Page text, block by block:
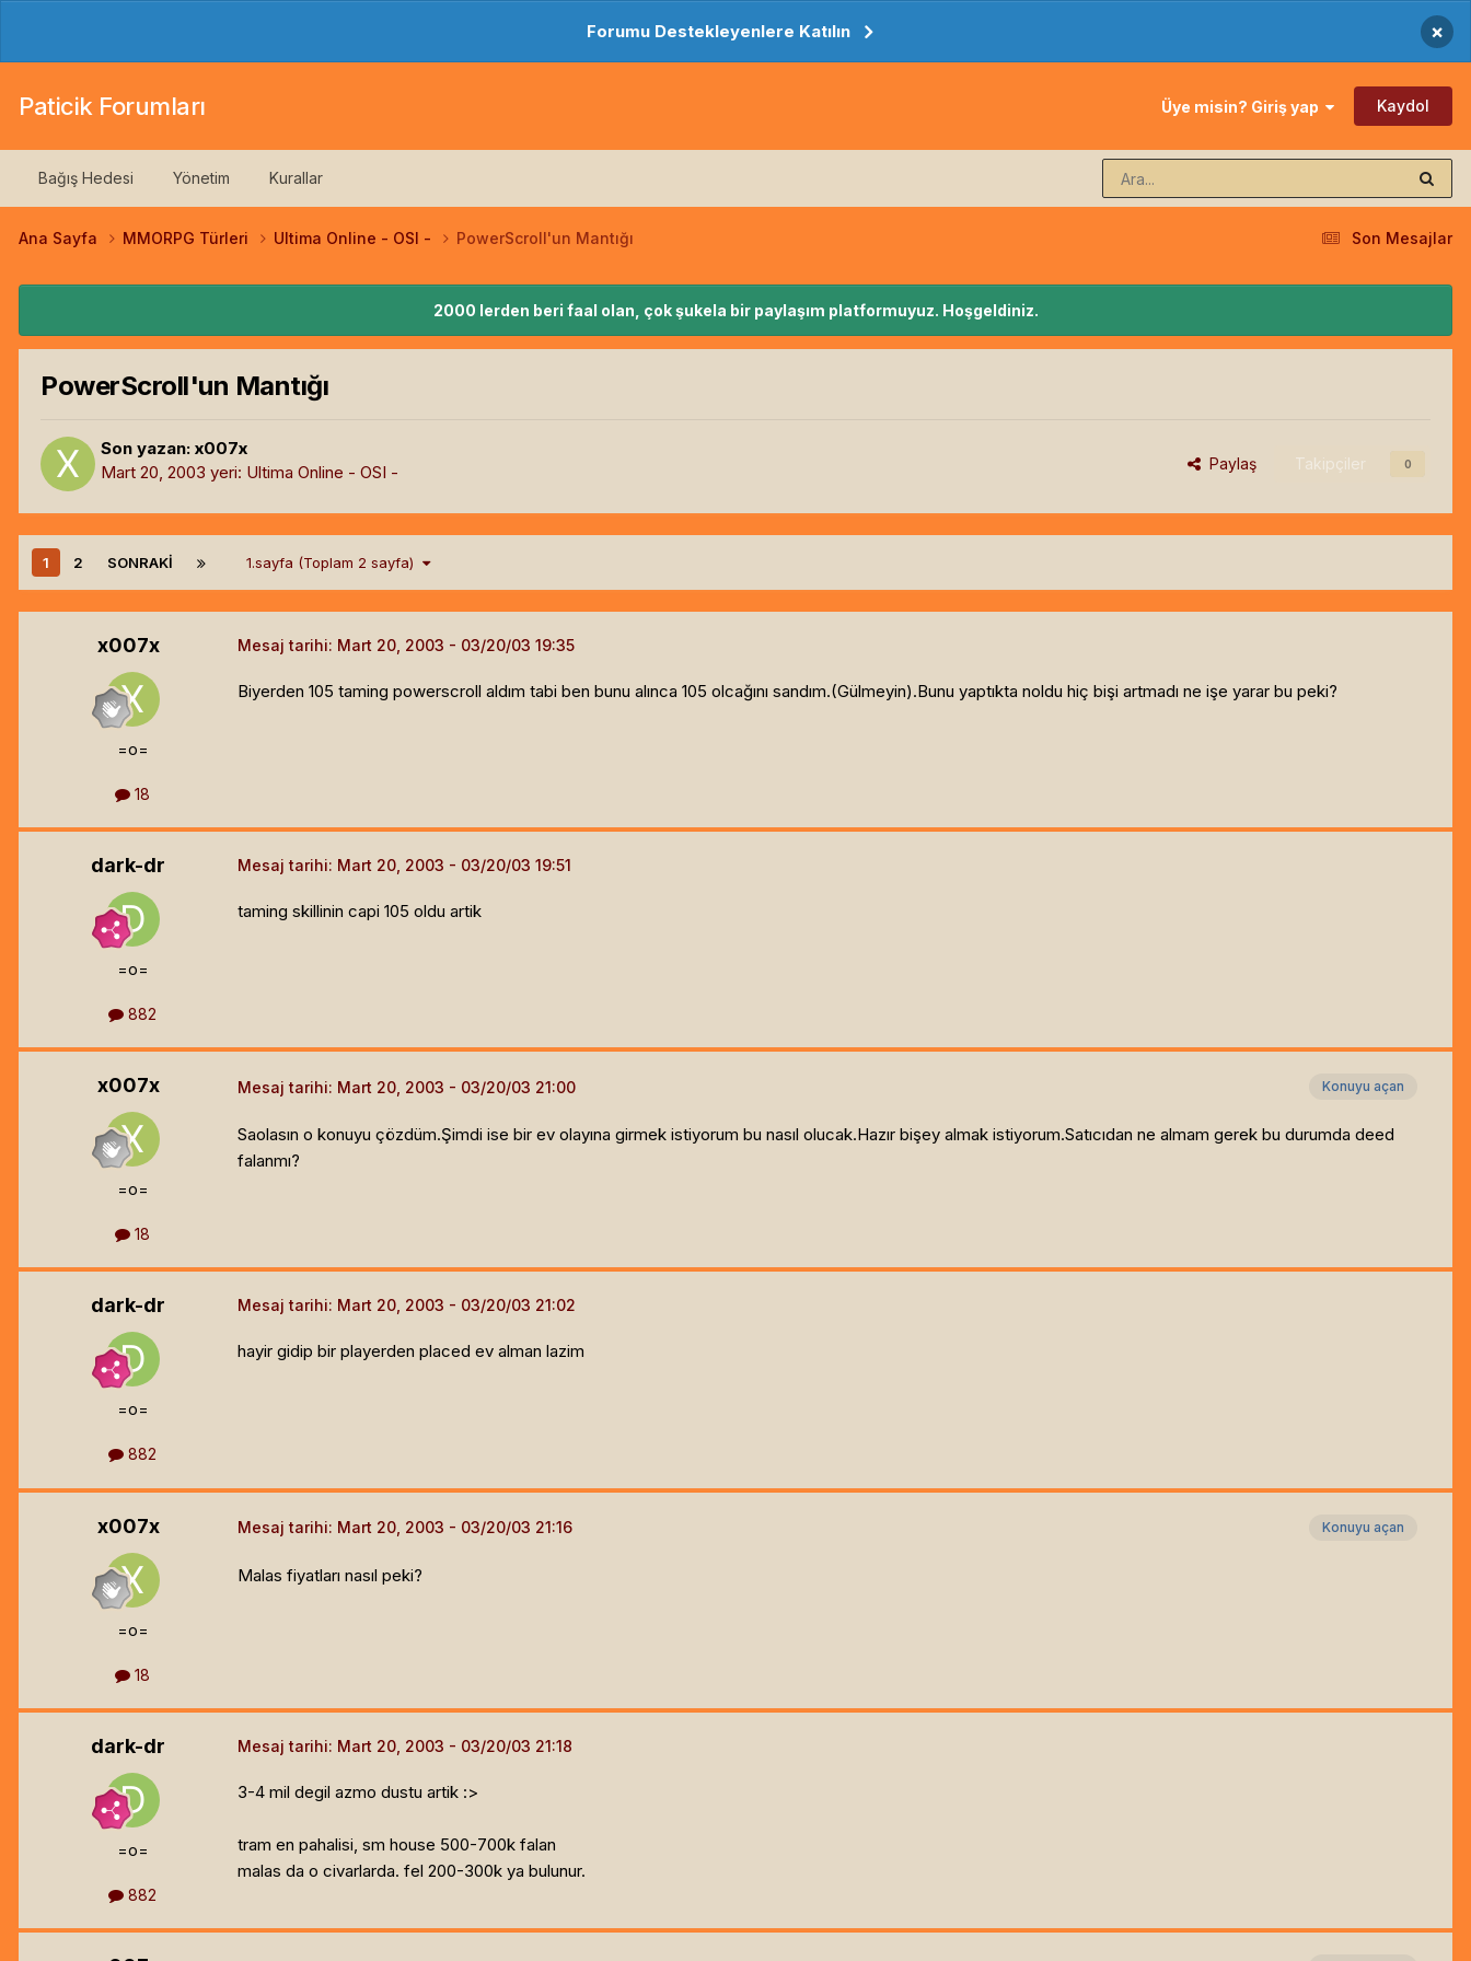
Forumu Destekleyenlere Katılın ×
Paticik Forumları Üye misin? Giriş yap Kaydol
Bağış Hedesi Yönetim Kurallar
Son Mesajlar
Ana Sayfa MMORPG Türleri Ultima Online - OSI - PowerScroll'un Mantığı
2000 lerden beri faal olan, çok şukela bir paylaşım platformuyuz. Hoşgeldiniz.
PowerScroll'un Mantığı
Son yazan: x007x
Mart 20, 2003 yeri: Ultima Online - OSI - Paylaş Takipçiler 0
1 2 SONRAKI 1.sayfa (Toplam 2 sayfa)
x007x
=o=
18
Mesaj tarihi: Mart 20, 2003
Biyerden 105 taming powerscroll aldım tabi ben bunu alınca 105 olcağını sandım.(Gülmeyin).Bunu yaptıkta noldu hiç bişi artmadı ne işe yarar bu peki?
dark-dr
=o=
882
Mesaj tarihi: Mart 20, 2003
taming skillinin capi 105 oldu artik
x007x
=o=
18
Konuyu açan
Mesaj tarihi: Mart 20, 2003
Saolasın o konuyu çözdüm.Şimdi ise bir ev olayına girmek istiyorum bu nasıl olucak.Hazır bişey almak istiyorum.Satıcıdan ne almam gerek bu durumda deed
falanmı?
dark-dr
=o=
882
Mesaj tarihi: Mart 20, 2003
hayir gidip bir playerden placed ev alman lazim
x007x
=o=
18
Konuyu açan
Mesaj tarihi: Mart 20, 2003
Malas fiyatları nasıl peki?
dark-dr
=o=
882
Mesaj tarihi: Mart 20, 2003
3-4 mil degil azmo dustu artik :>
tram en pahalisi, sm house 500-700k falan
malas da o civarlarda. fel 200-300k ya bulunur.